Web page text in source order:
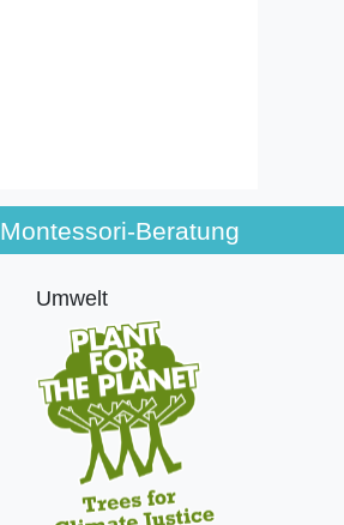
Montessori-Beratung
Umwelt